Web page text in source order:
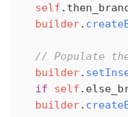
  self
  builder
.
// Populate
  builder
.
  if
self
  builder
.